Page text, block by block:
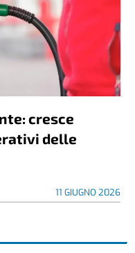
cresce
delle
11 GIUGNO 2026